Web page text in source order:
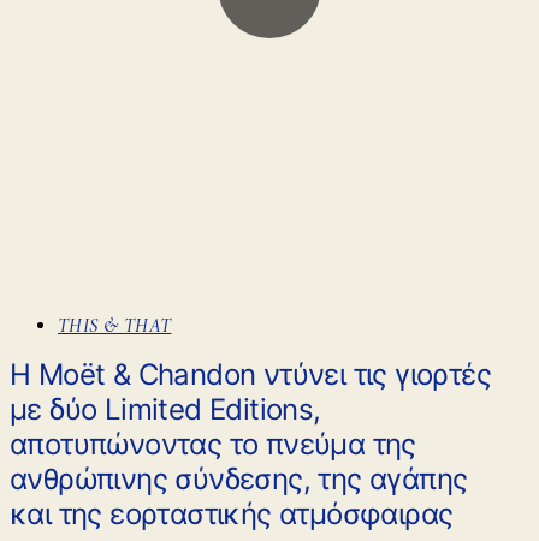
THIS & THAT
Η Moët & Chandon ντύνει τις γιορτές
με δύο Limited Editions,
αποτυπώνοντας το πνεύμα της
ανθρώπινης σύνδεσης, της αγάπης
και της εορταστικής ατμόσφαιρας